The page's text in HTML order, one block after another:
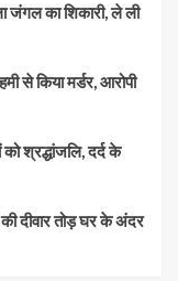
जंगल का शिकारी, ले ली
से किया मर्डर, आरोपी
को श्रद्धांजलि, दर्द के
दीवार तोड़ घर के अंदर